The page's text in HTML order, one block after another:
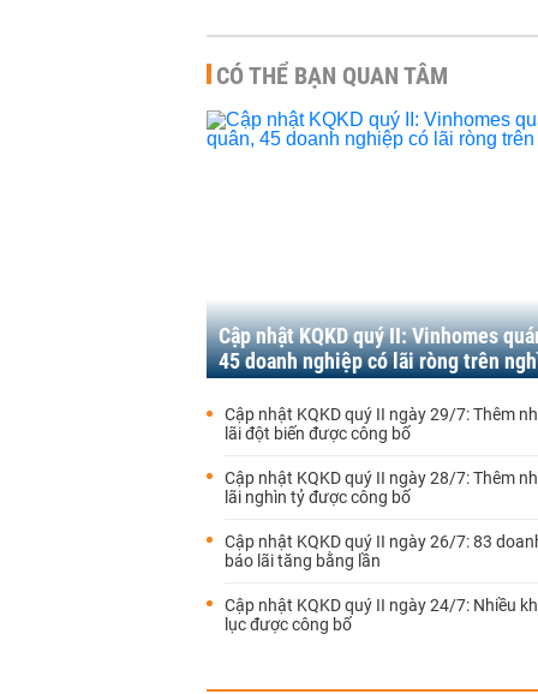
CÓ THỂ BẠN QUAN TÂM
Cập nhật KQKD quý II: Vinhomes
45 doanh nghiệp có lãi ròng trên
Cập nhật KQKD quý II ngày 29/7: Thêm
lãi đột biến được công bố
Cập nhật KQKD quý II ngày 28/7: Thêm
lãi nghìn tỷ được công bố
Cập nhật KQKD quý II ngày 26/7: 83
báo lãi tăng bằng lần
Cập nhật KQKD quý II ngày 24/7: Nhiều
lục được công bố